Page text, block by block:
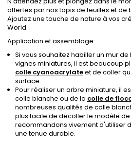
offertes par nos tapis de feuilles et de
Ajoutez une touche de nature à vos
World.
Application et assemblage:
Si vous souhaitez habiller un mur
vignes miniatures, il est beaucoup
colle cyanoacrylateet de coller
surface.
Pour réaliser un arbre miniature, il
colle blanche ou de la colle de
nombreuses qualités de colle
plus facile de décoller le modèle de
recommandons vivement d'utiliser
une tenue durable.